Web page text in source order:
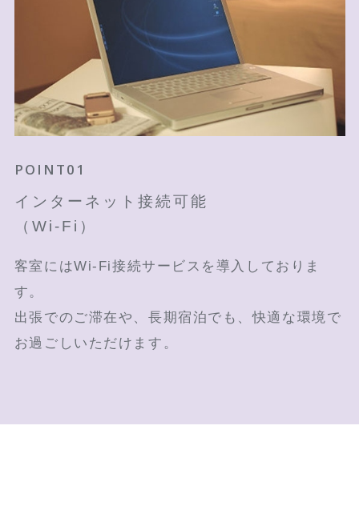
POINT01
インターネット接続可能
（Wi-Fi）
客室にはWi-Fi接続サービスを導入しておりま
す。
出張でのご滞在や、長期宿泊でも、快適な環境で
お過ごしいただけます。